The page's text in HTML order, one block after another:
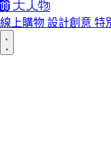
線上購物 設計創意 特